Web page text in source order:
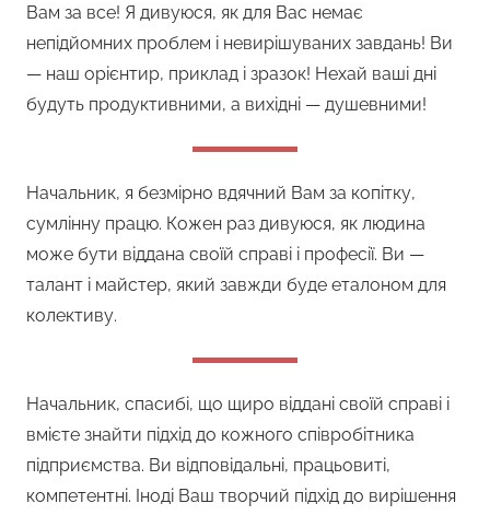
Вам за все! Я дивуюся, як для Вас немає
непідйомних проблем і невирішуваних завдань! Ви
— наш орієнтир, приклад і зразок! Нехай ваші дні
будуть продуктивними, а вихідні — душевними!
Начальник, я безмірно вдячний Вам за копітку,
сумлінну працю. Кожен раз дивуюся, як людина
може бути віддана своїй справі і професії. Ви —
талант і майстер, який завжди буде еталоном для
колективу.
Начальник, спасибі, що щиро віддані своїй справі і
вмієте знайти підхід до кожного співробітника
підприємства. Ви відповідальні, працьовиті,
компетентні. Іноді Ваш творчий підхід до вирішення